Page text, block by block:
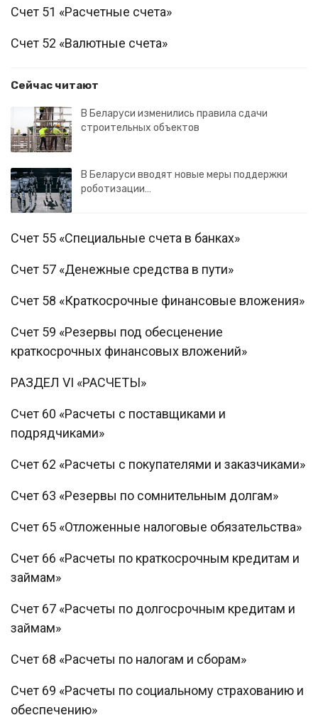
Счет 51 «Расчетные счета»
Счет 52 «Валютные счета»
Сейчас читают
В Беларуси изменились правила сдачи
строительных объектов
В Беларуси вводят новые меры поддержки
роботизации…
Счет 55 «Специальные счета в банках»
Счет 57 «Денежные средства в пути»
Счет 58 «Краткосрочные финансовые вложения»
Счет 59 «Резервы под обесценение
краткосрочных финансовых вложений»
РАЗДЕЛ VI «РАСЧЕТЫ»
Счет 60 «Расчеты с поставщиками и
подрядчиками»
Счет 62 «Расчеты с покупателями и заказчиками»
Счет 63 «Резервы по сомнительным долгам»
Счет 65 «Отложенные налоговые обязательства»
Счет 66 «Расчеты по краткосрочным кредитам и
займам»
Счет 67 «Расчеты по долгосрочным кредитам и
займам»
Счет 68 «Расчеты по налогам и сборам»
Счет 69 «Расчеты по социальному страхованию и
обеспечению»